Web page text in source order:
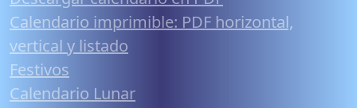
Calendario imprimible: PDF horizontal,
vertical y listado
Festivos
Calendario Lunar